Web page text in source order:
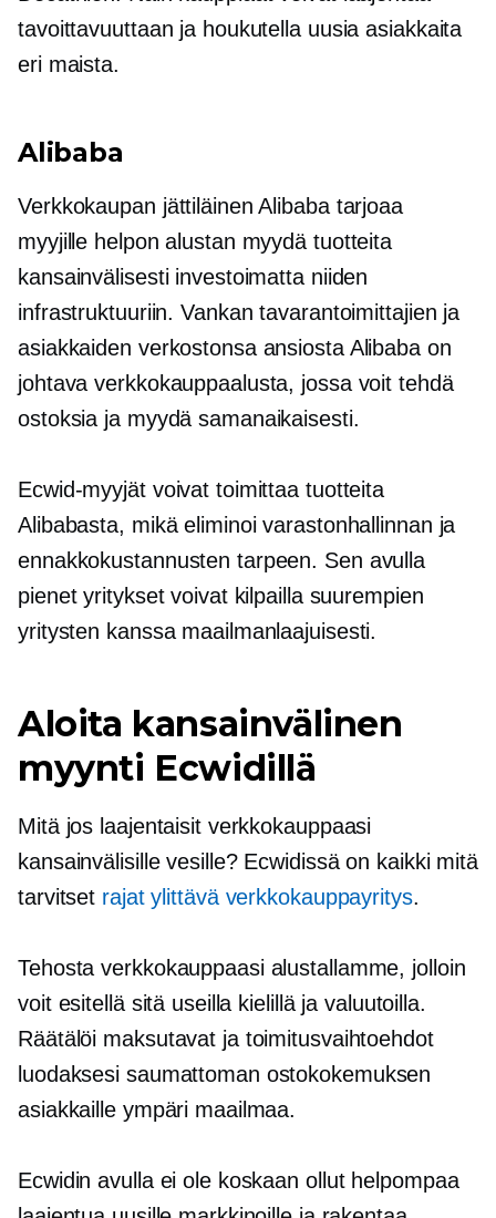
tavoittavuuttaan ja houkutella uusia asiakkaita
eri maista.
Alibaba
Verkkokaupan jättiläinen Alibaba tarjoaa
myyjille helpon alustan myydä tuotteita
kansainvälisesti investoimatta niiden
infrastruktuuriin. Vankan tavarantoimittajien ja
asiakkaiden verkostonsa ansiosta Alibaba on
johtava verkkokauppaalusta, jossa voit tehdä
ostoksia ja myydä samanaikaisesti.
Ecwid-myyjät voivat toimittaa tuotteita
Alibabasta, mikä eliminoi varastonhallinnan ja
ennakkokustannusten tarpeen. Sen avulla
pienet yritykset voivat kilpailla suurempien
yritysten kanssa maailmanlaajuisesti.
Aloita kansainvälinen
myynti Ecwidillä
Mitä jos laajentaisit verkkokauppaasi
kansainvälisille vesille? Ecwidissä on kaikki mitä
tarvitset rajat ylittäväverkkokauppayritys.
Tehosta verkkokauppaasi alustallamme, jolloin
voit esitellä sitä useilla kielillä ja valuutoilla.
Räätälöi maksutavat ja toimitusvaihtoehdot
luodaksesi saumattoman ostokokemuksen
asiakkaille ympäri maailmaa.
Ecwidin avulla ei ole koskaan ollut helpompaa